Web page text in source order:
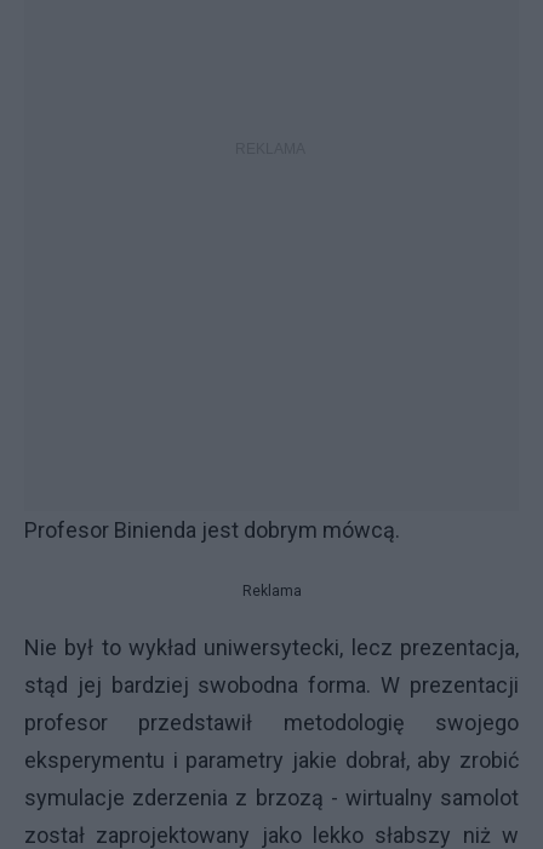
Profesor Binienda jest dobrym mówcą.
Reklama
Nie był to wykład uniwersytecki, lecz prezentacja,
stąd jej bardziej swobodna forma. W prezentacji
profesor przedstawił metodologię swojego
eksperymentu i parametry jakie dobrał, aby zrobić
symulacje zderzenia z brzozą - wirtualny samolot
został zaprojektowany jako lekko słabszy niż w